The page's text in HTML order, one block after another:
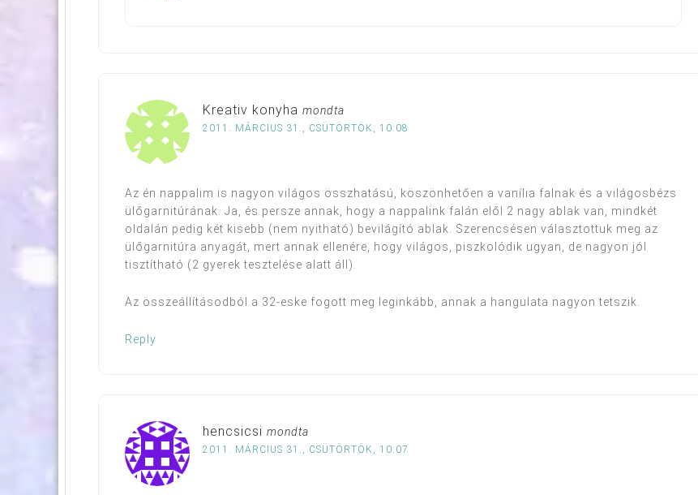
Kreativ konyha mondta
2011. MÁRCIUS 31., CSÜTÖRTÖK, 10:08
Az én nappalim is nagyon világos összhatású, köszönhetően a vanília falnak és a világosbézs
ülőgarnitúrának. Ja, és persze annak, hogy a nappalink falán elől 2 nagy ablak van, mindkét
oldalán pedig két kisebb (nem nyitható) bevilágító ablak. Szerencsésen választottuk meg az
ülőgarnitúra anyagát, mert annak ellenére, hogy világos, piszkolódik ugyan, de nagyon jól
tisztítható (2 gyerek tesztelése alatt áll).
Az összeállításodból a 32-eske fogott meg leginkább, annak a hangulata nagyon tetszik.
Reply
hencsicsi mondta
2011. MÁRCIUS 31., CSÜTÖRTÖK, 10:07